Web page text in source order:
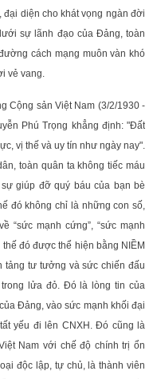
diện cho khát vọng ngàn đời
sự lãnh đạo của Đảng, toàn
cách mạng muôn vàn khó
vẻ vang.
Cộng sản Việt Nam (3/2/1930 -
Phú Trọng khẳng định: "Đất
vị thế và uy tín như ngày nay".
toàn quân ta không tiếc máu
giúp đỡ quý báu của bạn bè
đó không chỉ là những con số,
“sức mạnh cứng”, “sức mạnh
đó được thể hiện bằng NIỀM
tư tưởng và sức chiến đấu
lửa đỏ. Đó là lòng tin của
Đảng, vào sức mạnh khối đại
yếu đi lên CNXH. Đó cũng là
Nam với chế độ chính trị ổn
độc lập, tự chủ, là thành viên